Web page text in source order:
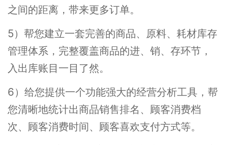
之间的距离，带来更多订单。
5）帮您建立一套完善的商品、原料、耗材库存
管理体系，完整覆盖商品的进、销、存环节，
入出库账目一目了然。
6）给您提供一个功能强大的经营分析工具，帮
您清晰地统计出商品销售排名、顾客消费档
次、顾客消费时间、顾客喜欢支付方式等。